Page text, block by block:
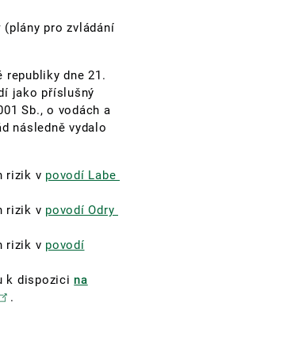
(plány pro zvládání
republiky dne 21.
jako příslušný
Sb., o vodách a
následně vydalo
rizik v povodí Labe
rizik v povodí Odry
rizik v povodí
k dispozicina
.